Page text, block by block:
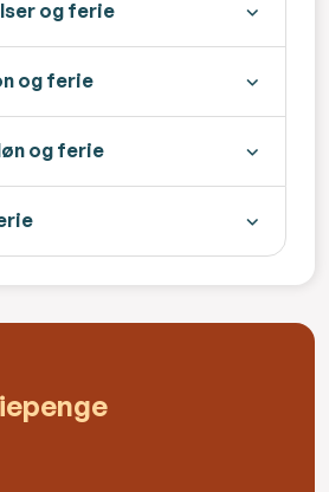
og ferie
og ferie
og ferie